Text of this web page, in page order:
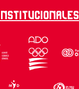
Institucionales